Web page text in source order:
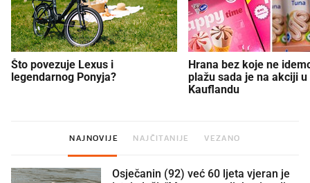
Što povezuje Lexus i
legendarnog Ponyja?
Hrana bez koje ne
plažu sada je na akciji u
Kauflandu
NAJNOVIJE NAJČITANIJE VEZANO
Osječanin (92) već 60 ljeta vjeran je